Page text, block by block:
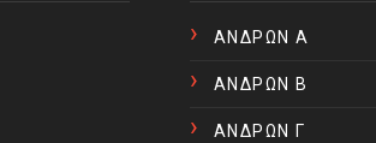
ΑΝΔΡΩΝ Α
ΑΝΔΡΩΝ Β
ΑΝΔΡΩΝ Γ